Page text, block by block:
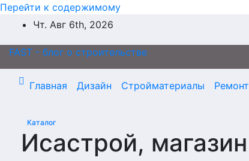
Перейти к содержимому
Чт. Авг 6th, 2026
FAST - блог о строительстве
Главная Дизайн Стройматериалы Ремонт
Каталог
Исастрой, магазин